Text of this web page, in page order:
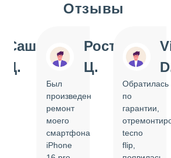
Отзывы
Саша
Д.
Ростислав
Ц.
Был
произведен
ремонт
моего
смартфона
iPhone
Обратилась
по
гарантии,
tecno
flip,